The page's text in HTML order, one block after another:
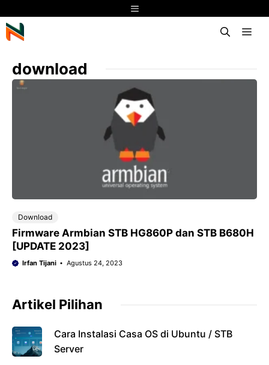
ke
isi
Menu
download
Download
Firmware Armbian STB HG860P dan STB B680H
[UPDATE 2023]
Irfan Tijani Agustus 24, 2023
Artikel Pilihan
Cara Instalasi Casa OS di Ubuntu / STB
Server